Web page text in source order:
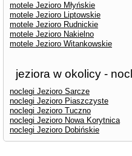
motele Jezioro Młyńskie
motele Jezioro Liptowskie
motele Jezioro Rudnickie
motele Jezioro Nakielno
motele Jezioro Witankowskie
jeziora w okolicy -
noclegi Jezioro Sarcze
noclegi Jezioro Piaszczyste
noclegi Jezioro Tuczno
noclegi Jezioro Nowa Korytnica
noclegi Jezioro Dobińskie